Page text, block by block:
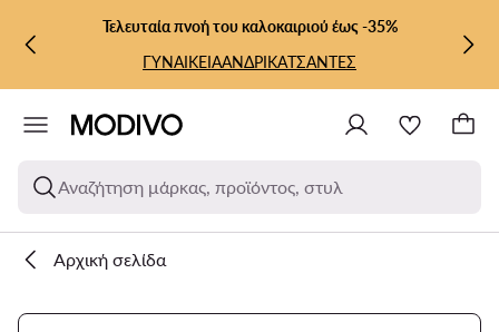
ΜΕΤΆΒΑΣΗ ΣΤΟ ΚΎΡΙΟ ΠΕΡΙΕΧΌΜΕΝΟ
ΜΕΤΆΒΑΣΗ ΣΤΗΝ ΑΝΑΖΉΤΗΣΗ
Τελευταία πνοή του καλοκαιριού έως -35%
ΓΥΝΑΙΚΕΙΑΑΝΔΡΙΚΑΤΣΑΝΤΕΣ
Αναζήτηση μάρκας, προϊόντος, στυλ
Αρχική σελίδα